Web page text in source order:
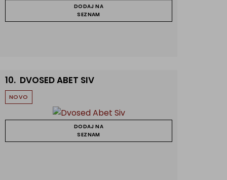
DODAJ NA
SEZNAM
10. DVOSED ABET SIV
NOVO
DODAJ NA
SEZNAM